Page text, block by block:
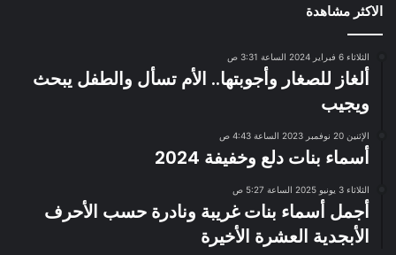
الاكثر مشاهدة
الثلاثاء 6 فبراير 2024 الساعة 3:31 ص
ألغاز للصغار وأجوبتها.. الأم تسأل والطفل يبحث
ويجيب
الإثنين 20 نوفمبر 2023 الساعة 4:43 ص
أسماء بنات دلع وخفيفة 2024
الثلاثاء 3 يونيو 2025 الساعة 5:27 ص
أجمل أسماء بنات غريبة ونادرة حسب الأحرف
الأبجدية العشرة الأخيرة